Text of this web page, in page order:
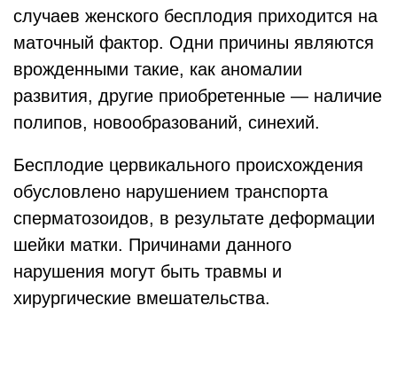
случаев женского бесплодия приходится на
маточный фактор. Одни причины являются
врожденными такие, как аномалии
развития, другие приобретенные — наличие
полипов, новообразований, синехий.
Бесплодие цервикального происхождения
обусловлено нарушением транспорта
сперматозоидов, в результате деформации
шейки матки. Причинами данного
нарушения могут быть травмы и
хирургические вмешательства.